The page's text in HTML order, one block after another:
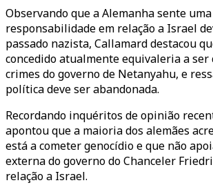
Observando que a Alemanha sente uma
responsabilidade em relação a Israel
passado nazista, Callamard destacou
concedido atualmente equivaleria a ser
crimes do governo de Netanyahu, e
política deve ser abandonada.
Recordando inquéritos de opinião
apontou que a maioria dos alemães
está a cometer genocídio e que não
externa do governo do Chanceler
relação a Israel.